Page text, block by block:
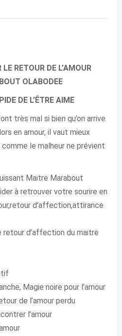
RETOUR DE L’AMOUR
OLABODEE
DE L’ÊTRE AIME
très mal si bien qu’on arrive
en amour, il vaut mieux
comme le malheur ne prévient
Maitre Marabout
à retrouver votre sourire en
d’affection,attirance
retour d’affection du maitre
Magie noire pour l’amour
de l’amour perdu
l’amour